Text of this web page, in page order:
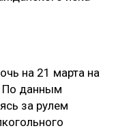
и
потерпевшего с
не
судебного